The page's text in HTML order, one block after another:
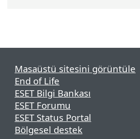
Masaüstü sitesini görüntüle
End of Life
ESET Bilgi Bankası
ESET Forumu
ESET Status Portal
Bölgesel destek